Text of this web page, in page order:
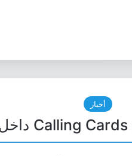
أخبار